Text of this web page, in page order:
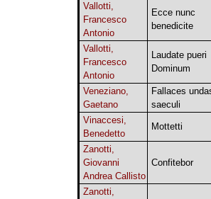
Vallotti,
Francesco
Antonio
Ecce nunc
benedicite
Vallotti,
Francesco
Antonio
Laudate pueri
Dominum
Veneziano,
Gaetano
Fallaces
saeculi
Vinaccesi,
Benedetto
Mottetti
Zanotti,
Giovanni
Andrea Callisto
Confitebor
Zanotti,